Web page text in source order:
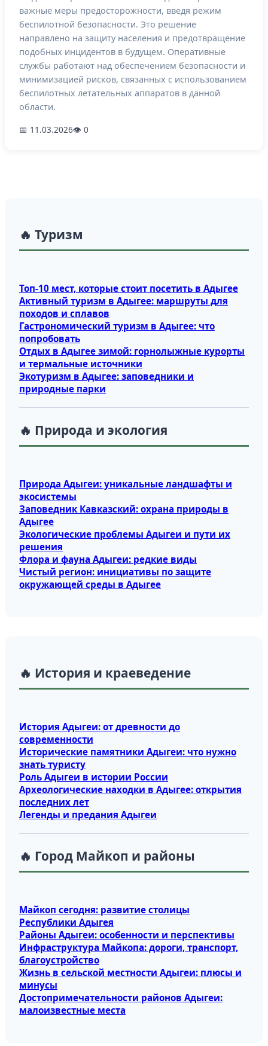
важные меры предосторожности, введя режим
беспилотной безопасности. Это решение
направлено на защиту населения и предотвращение
подобных инцидентов в будущем. Оперативные
службы работают над обеспечением безопасности и
минимизацией рисков, связанных с использованием
беспилотных летательных аппаратов в данной
области.
📅 11.03.2026👁 0
🔥 Туризм
Топ‑10 мест, которые стоит посетить в Адыгее
Активный туризм в Адыгее: маршруты для
походов и сплавов
Гастрономический туризм в Адыгее: что
попробовать
Отдых в Адыгее зимой: горнолыжные курорты
и термальные источники
Экотуризм в Адыгее: заповедники и
природные парки
🔥 Природа и экология
Природа Адыгеи: уникальные ландшафты и
экосистемы
Заповедник Кавказский: охрана природы в
Адыгее
Экологические проблемы Адыгеи и пути их
решения
Флора и фауна Адыгеи: редкие виды
Чистый регион: инициативы по защите
окружающей среды в Адыгее
🔥 История и краеведение
История Адыгеи: от древности до
современности
Исторические памятники Адыгеи: что нужно
знать туристу
Роль Адыгеи в истории России
Археологические находки в Адыгее: открытия
последних лет
Легенды и предания Адыгеи
🔥 Город Майкоп и районы
Майкоп сегодня: развитие столицы
Республики Адыгея
Районы Адыгеи: особенности и перспективы
Инфраструктура Майкопа: дороги, транспорт,
благоустройство
Жизнь в сельской местности Адыгеи: плюсы и
минусы
Достопримечательности районов Адыгеи:
малоизвестные места